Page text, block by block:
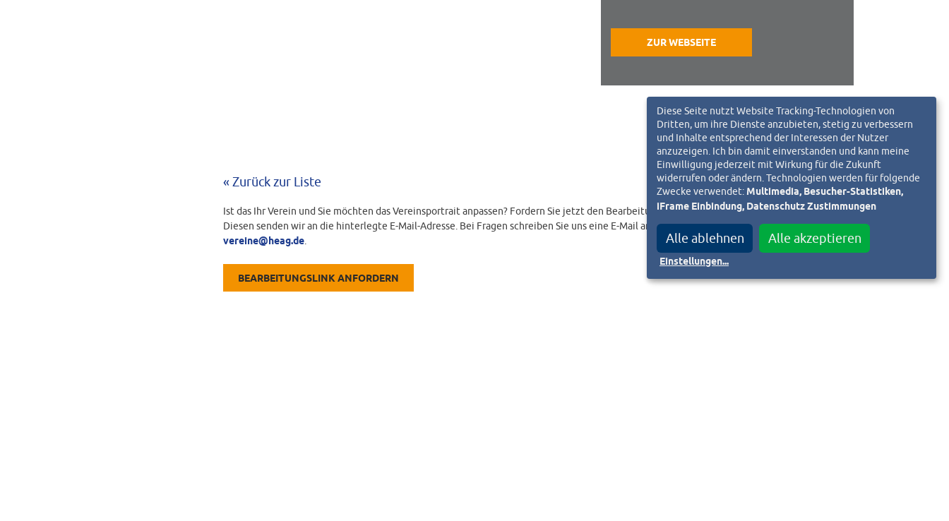
ZUR WEBSEITE
« Zurück zur Liste
Ist das Ihr Verein und Sie möchten das Vereinsportrait anpassen? Fordern Sie jetzt den Bearbeitungslink an.
Diesen senden wir an die hinterlegte E-Mail-Adresse. Bei Fragen schreiben Sie uns eine E-Mail an
vereine@heag.de.
BEARBEITUNGSLINK ANFORDERN
Diese Seite nutzt Website Tracking-Technologien von
Dritten, um ihre Dienste anzubieten, stetig zu verbessern
und Inhalte entsprechend der Interessen der Nutzer
anzuzeigen. Ich bin damit einverstanden und kann meine
Einwilligung jederzeit mit Wirkung für die Zukunft
widerrufen oder ändern. Technologien werden für folgende
Zwecke verwendet:Multimedia, Besucher-Statistiken,
iFrame Einbindung, Datenschutz Zustimmungen
Alle ablehnen Alle akzeptieren
Einstellungen...